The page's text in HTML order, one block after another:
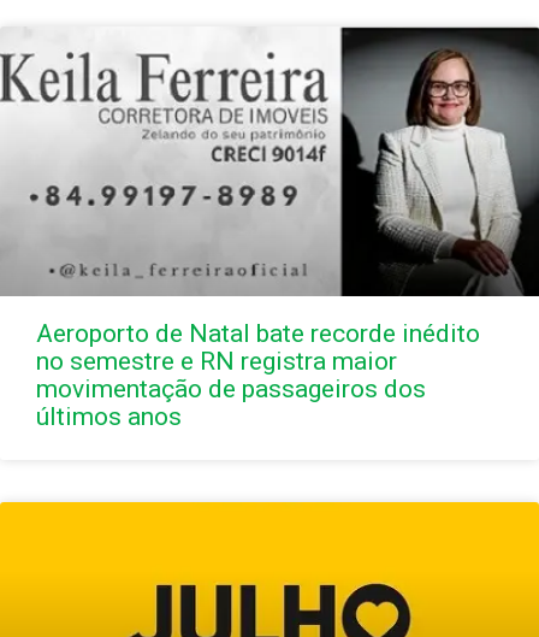
Aeroporto de Natal bate recorde inédito
no semestre e RN registra maior
movimentação de passageiros dos
últimos anos